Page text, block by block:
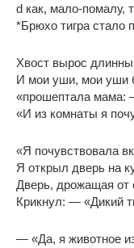
d как, мало-помалу,
*Брюхо тигра стало
Хвост вырос
И мои уши, мои уши
«прошептала мама:
«И из комнаты я
«Я почувствовала
Я открыл дверь на
Дверь, дрожащая от
Крикнул: — «Дикий
— «Да, я животное